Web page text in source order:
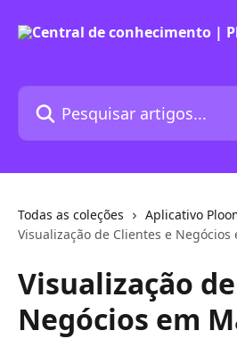
Pesquisar artigos...
Todas as coleções
Aplicativo
Visualização de Clientes e Negócios
Visualização
Negócios em